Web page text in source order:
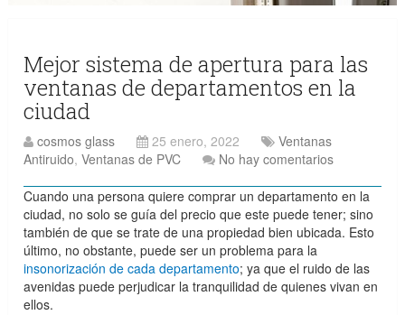
Mejor sistema de apertura para las
ventanas de departamentos en la
ciudad
cosmos glass 25 enero, 2022
Ventanas
Antiruido,Ventanas de PVC No hay comentarios
Cuando una persona quiere comprar un departamento en la
ciudad, no solo se guía del precio que este puede tener; sino
también de que se trate de una propiedad bien ubicada. Esto
último, no obstante, puede ser un problema para la
insonorización de cada departamento; ya que el ruido de las
avenidas puede perjudicar la tranquilidad de quienes vivan en
ellos.